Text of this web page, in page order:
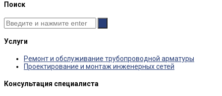
Поиск
Услуги
Ремонт и обслуживание трубопроводной арматуры
Проектирование и монтаж инженерных сетей
Консультация специалиста